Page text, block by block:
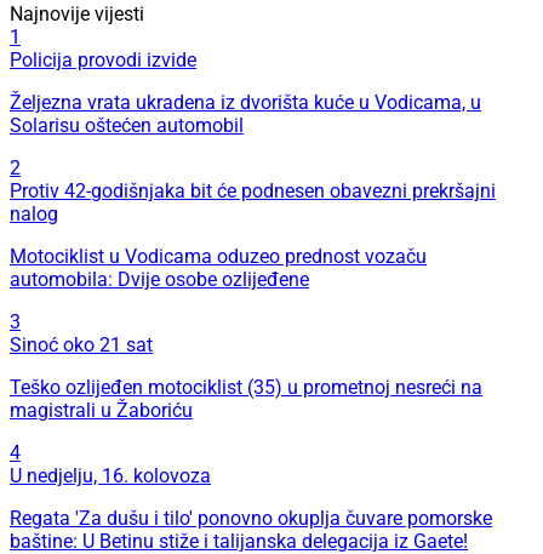
Najnovije vijesti
1
Policija provodi izvide
Željezna vrata ukradena iz dvorišta kuće u Vodicama, u
Solarisu oštećen automobil
2
Protiv 42-godišnjaka bit će podnesen obavezni prekršajni
nalog
Motociklist u Vodicama oduzeo prednost vozaču
automobila: Dvije osobe ozlijeđene
3
Sinoć oko 21 sat
Teško ozlijeđen motociklist (35) u prometnoj nesreći na
magistrali u Žaboriću
4
U nedjelju, 16. kolovoza
Regata 'Za dušu i tilo' ponovno okuplja čuvare pomorske
baštine: U Betinu stiže i talijanska delegacija iz Gaete!